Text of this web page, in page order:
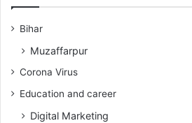
Bihar
Muzaffarpur
Corona Virus
Education and career
Digital Marketing